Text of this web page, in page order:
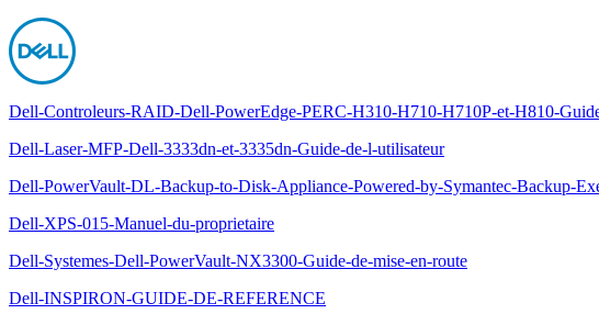
Dell-Controleurs-RAID-Dell-PowerEdge-PERC-H310-H710-H710P-et-H810-
Dell-Laser-MFP-Dell-3333dn-et-3335dn-Guide-de-l-utilisateur
Dell-PowerVault-DL-Backup-to-Disk-Appliance-Powered-by-Symantec-Backup-
Dell-XPS-015-Manuel-du-proprietaire
Dell-Systemes-Dell-PowerVault-NX3300-Guide-de-mise-en-route
Dell-INSPIRON-GUIDE-DE-REFERENCE